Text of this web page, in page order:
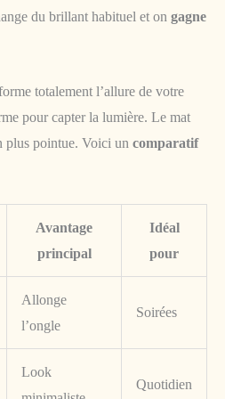
du brillant habituel et on gagne
totalement l’allure de votre
pour capter la lumière. Le mat
plus pointue. Voici un comparatif
Avantage
principal
Idéal
pour
Allonge
l’ongle
Soirées
Look
Quotidien